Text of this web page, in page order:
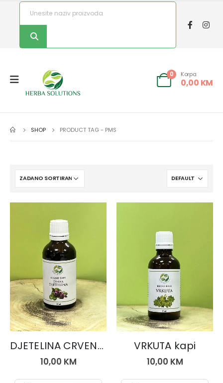
0 Korpa
0,00 KM
SHOP PRODUCT TAG - PMS
BILJNE KAPI
DJETELINA CRVENA kapi
10,00 KM
BILJNE KAPI
VRKUTA kapi
10,00 KM